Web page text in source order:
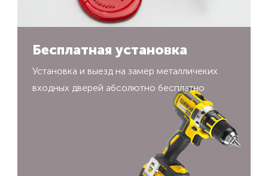
Бесплатная установка
Установка и выезд на замер металличеких
входных дверей абсолютно бесплатно